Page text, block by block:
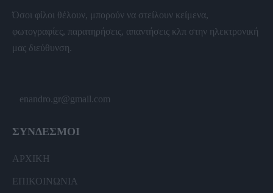
Όσοι φίλοι θέλουν, μπορούν να στείλουν κείμενα,
φωτογραφίες, παρατηρήσεις, απαντήσεις κλπ στην ηλεκτρονική
μας διεύθυνση.
enandro.gr@gmail.com
ΣΥΝΔΕΣΜΟΙ
ΑΡΧΙΚΗ
ΕΠΙΚΟΙΝΩΝΙΑ